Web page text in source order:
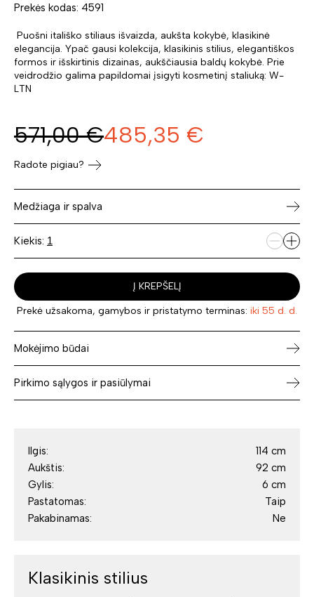
Prekės kodas: 4591
Puošni itališko stiliaus išvaizda, aukšta kokybė, klasikinė
elegancija. Ypač gausi kolekcija, klasikinis stilius, elegantiškos
formos ir išskirtinis dizainas, aukščiausia baldų kokybė. Prie
veidrodžio galima papildomai įsigyti kosmetinį staliuką: W-
LTN
571,00 €485,35 €
Radote pigiau?
Medžiaga ir spalva
Kiekis:
Į KREPŠELĮ
Prekė užsakoma, gamybos ir pristatymo terminas: iki 55 d. d.
Mokėjimo būdai
Pirkimo sąlygos ir pasiūlymai
Ilgis:
114 cm
Aukštis:
92 cm
Gylis:
6 cm
Pastatomas:
Taip
Pakabinamas:
Ne
Klasikinis stilius